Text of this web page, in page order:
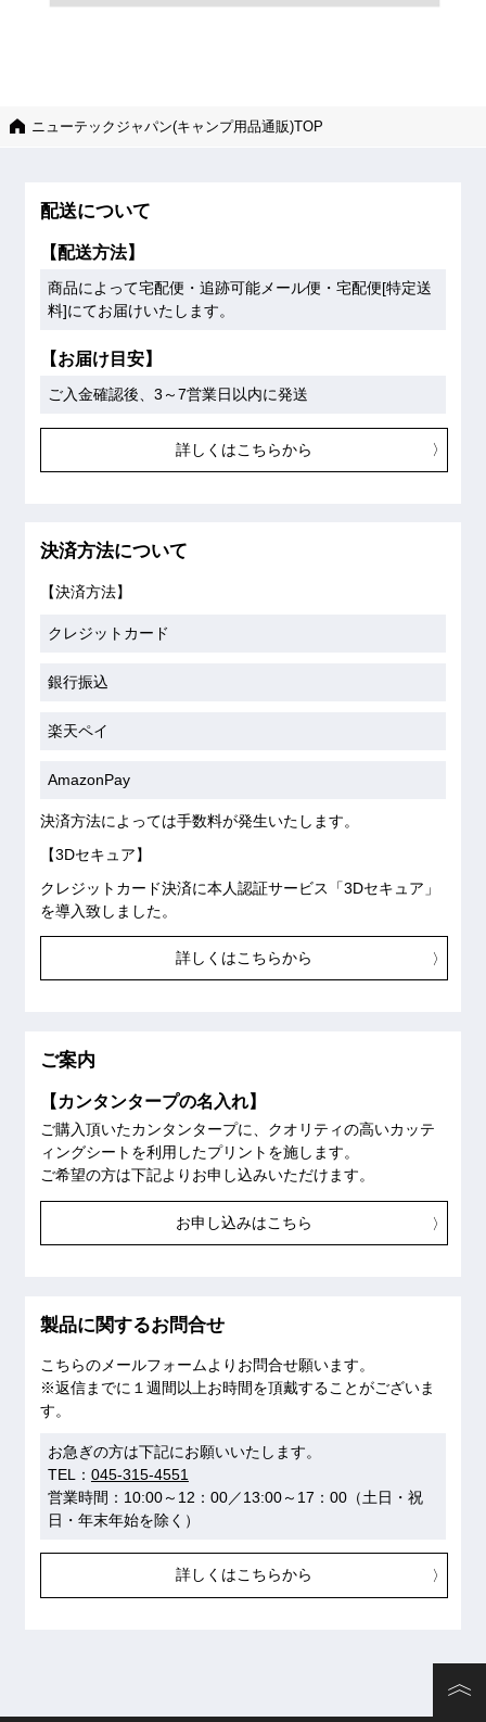
ニューテックジャパン(キャンプ用品通販)TOP
配送について
【配送方法】
商品によって宅配便・追跡可能メール便・宅配便[特定送
料]にてお届けいたします。
【お届け目安】
ご入金確認後、3～7営業日以内に発送
詳しくはこちらから
決済方法について
【決済方法】
クレジットカード
銀行振込
楽天ペイ
AmazonPay
決済方法によっては手数料が発生いたします。
【3Dセキュア】
クレジットカード決済に本人認証サービス「3Dセキュア」
を導入致しました。
詳しくはこちらから
ご案内
【カンタンタープの名入れ】
ご購入頂いたカンタンタープに、クオリティの高いカッテ
ィングシートを利用したプリントを施します。
ご希望の方は下記よりお申し込みいただけます。
お申し込みはこちら
製品に関するお問合せ
こちらのメールフォームよりお問合せ願います。
※返信までに１週間以上お時間を頂戴することがございま
す。
お急ぎの方は下記にお願いいたします。
TEL： 045-315-4551
営業時間：10:00～12：00／13:00～17：00（土日・祝
日・年末年始を除く）
詳しくはこちらから